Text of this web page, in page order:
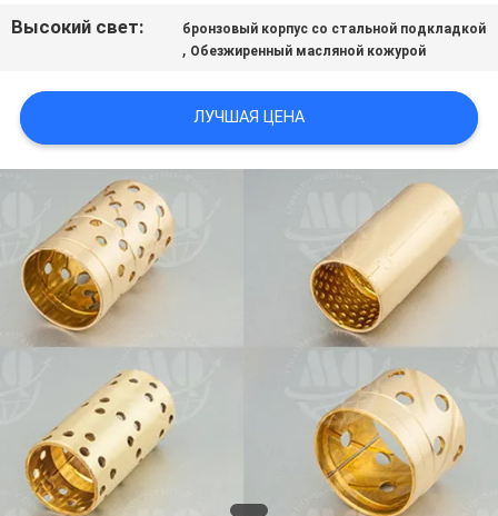
PRIVACY
Высокий свет: бронзовый корпус со стальной подкладкой
, Обезжиренный масляной кожурой
ЛУЧШАЯ ЦЕНА